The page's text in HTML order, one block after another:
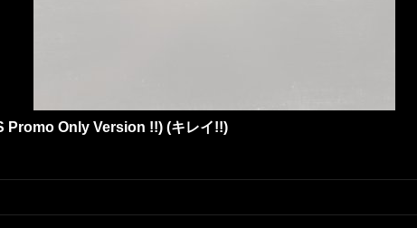
Promo Only Version !!) (キレイ!!)